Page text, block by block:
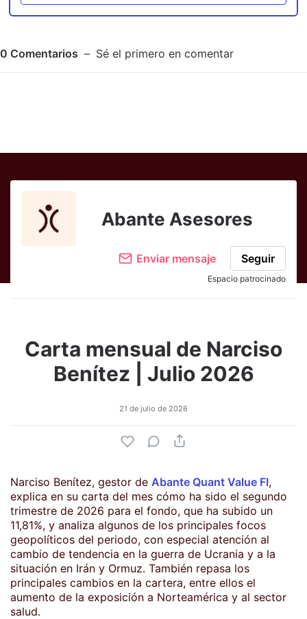
0 Comentarios Sé el primero en comentar
Abante Asesores
Enviar mensaje Seguir
Espacio patrocinado
Carta mensual de Narciso
Benítez | Julio 2026
21 de julio de 2026
Narciso Benítez, gestor de Abante Quant Value FI,
explica en su carta del mes cómo ha sido el segundo
trimestre de 2026 para el fondo, que ha subido un
11,81%, y analiza algunos de los principales focos
geopolíticos del periodo, con especial atención al
cambio de tendencia en la guerra de Ucrania y a la
situación en Irán y Ormuz. También repasa los
principales cambios en la cartera, entre ellos el
aumento de la exposición a Norteamérica y al sector
salud.